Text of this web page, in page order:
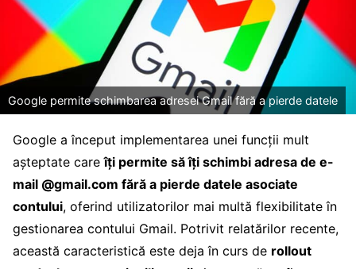
Google permite schimbarea adresei Gmail fără a pierde datele
Google a început implementarea unei funcții mult
așteptate careîți permite să îți schimbi adresa de e-
mail @gmail.com fără a pierde datele asociate
contului, oferind utilizatorilor mai multă flexibilitate în
gestionarea contului Gmail. Potrivit relatărilor recente,
această caracteristică este deja în curs de rollout